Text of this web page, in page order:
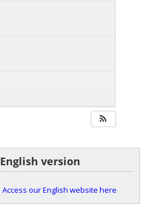
English version
Access our English website here